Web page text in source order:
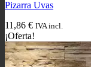
Pizarra Uvas
11,86 € IVA incl.
¡Oferta!